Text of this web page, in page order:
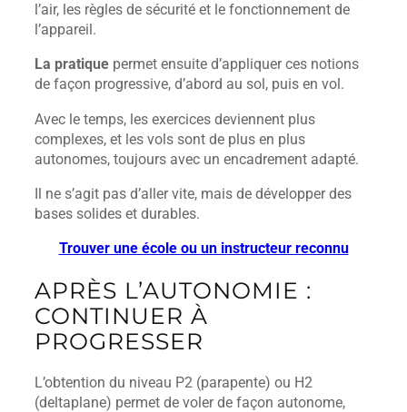
l’air, les règles de sécurité et le fonctionnement de
l’appareil.
La pratique permet ensuite d’appliquer ces notions
de façon progressive, d’abord au sol, puis en vol.
Avec le temps, les exercices deviennent plus
complexes, et les vols sont de plus en plus
autonomes, toujours avec un encadrement adapté.
Il ne s’agit pas d’aller vite, mais de développer des
bases solides et durables.
Trouver une école ou un instructeur reconnu
APRÈS L’AUTONOMIE :
CONTINUER À
PROGRESSER
L’obtention du niveau P2 (parapente) ou H2
(deltaplane) permet de voler de façon autonome,